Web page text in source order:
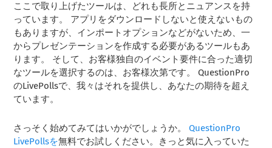
ここで取り上げたツールは、どれも長所とニュアンスを持
っています。 アプリをダウンロードしないと使えないもの
もありますが、インポートオプションなどがないため、一
からプレゼンテーションを作成する必要があるツールもあ
ります。 そして、お客様独自のイベント要件に合った適切
なツールを選択するのは、お客様次第です。 QuestionPro
のLivePollsで、我々はそれを提供し、あなたの期待を超え
ています。
さっそく始めてみてはいかがでしょうか。QuestionPro
LivePollsを無料でお試しください。きっと気に入っていた